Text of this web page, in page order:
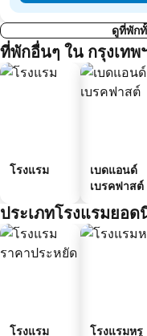
ดูที่พัก
ที่พักอื่นๆ ใน กรุงเทพ
โรงแรม
เบดแอนด์
เบรคฟาสต์
ประเภทโรงแรมยอด
โรงแรม
โรงแรมหรู